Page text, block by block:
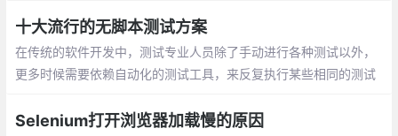
果，帮助 DEBUG。写测试代码，其实可以很容易。
十大流行的无脚本测试方案
在传统的软件开发中，测试专业人​​员除了手动进行各种测试以外，
更多时候需要依赖自动化的测试工具，来反复执行某些相同的测试
务而言
Selenium打开浏览器加载慢的原因